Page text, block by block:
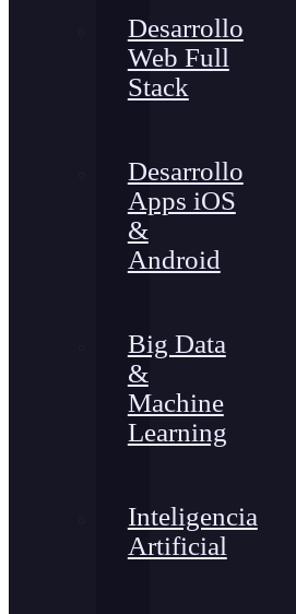
Desarrollo
Web Full
Stack
Desarrollo
Apps iOS
&
Android
Big Data
&
Machine
Learning
Inteligencia
Artificial